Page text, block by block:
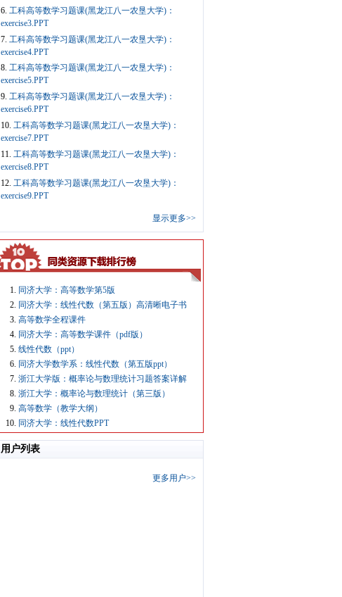
6. 工科高等数学习题课(黑龙江八一农垦大学)：
exercise3.PPT
7. 工科高等数学习题课(黑龙江八一农垦大学)：
exercise4.PPT
8. 工科高等数学习题课(黑龙江八一农垦大学)：
exercise5.PPT
9. 工科高等数学习题课(黑龙江八一农垦大学)：
exercise6.PPT
10. 工科高等数学习题课(黑龙江八一农垦大学)：
exercise7.PPT
11. 工科高等数学习题课(黑龙江八一农垦大学)：
exercise8.PPT
12. 工科高等数学习题课(黑龙江八一农垦大学)：
exercise9.PPT
显示更多>>
同济大学：高等数学第5版
同济大学：线性代数（第五版）高清晰电子书
高等数学全程课件
同济大学：高等数学课件（pdf版）
线性代数（ppt）
同济大学数学系：线性代数（第五版ppt）
浙江大学版：概率论与数理统计习题答案详解
浙江大学：概率论与数理统计（第三版）
高等数学（教学大纲）
同济大学：线性代数PPT
用户列表
更多用户>>